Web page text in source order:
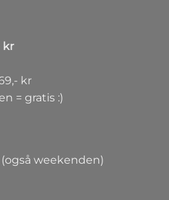
kr
kr
= gratis :)
(også weekenden)